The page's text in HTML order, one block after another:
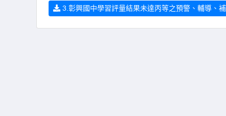
3.彰興國中學習評量結果未達丙等之預警、輔導、